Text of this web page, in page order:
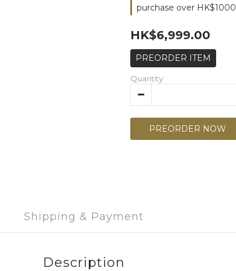
purchase over
HK$6,999.00
PREORDER ITEM
Quantity
PREORDER NOW
Shipping & Payment
Description